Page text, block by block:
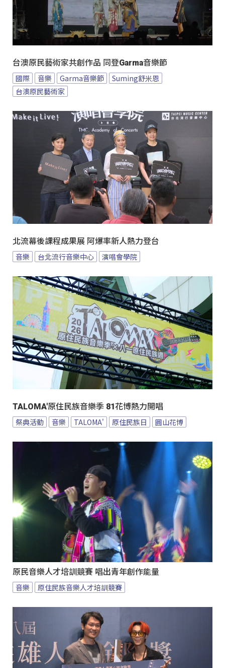
台澳原民藝術家共創作品 同登Garma音樂節
國際 音樂 Garma音樂節
Suming舒米恩
台澳原民藝術家
北流幕後課程成果展 阿爆率新人熱力登台
音樂 台北流行音樂中心 演唱會學院
TALOMA'原住民族音樂季 81花博熱力開唱
祭典活動 音樂 TALOMA' 原住民族日 圓山花博
原民音樂人才培訓競賽 唱出青年創作能量
音樂 原住民族音樂人才培訓競賽